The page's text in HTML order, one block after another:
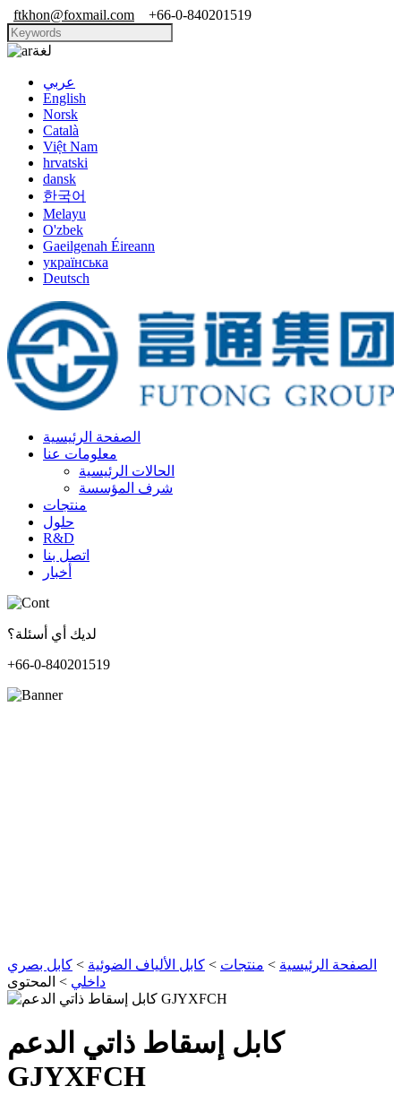
ftkhon@foxmail.com +66-0-840201519
لغة
عربي
English
Norsk
Català
Việt Nam
hrvatski
dansk
한국어
Melayu
O'zbek
Gaeilgenah Éireann
українська
Deutsch
الصفحة الرئيسية
معلومات عنا
الحالات الرئيسية
شرف المؤسسة
منتجات
حلول
R&D
اتصل بنا
أخبار
لديك أي أسئلة؟
+66-0-840201519
الصفحة الرئيسية > منتجات > كابل الألياف الضوئية > كابل بصري
داخلي > المحتوى
كابل إسقاط ذاتي الدعم
GJYXFCH